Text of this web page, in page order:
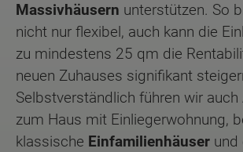
Massivhäusern unterstützen. So
nicht nur flexibel, auch kann die
zu mindestens 25 qm die
neuen Zuhauses signifikant
Selbstverständlich führen wir auch
zum Haus mit Einliegerwohnung,
klassische Einfamilienhäuser und